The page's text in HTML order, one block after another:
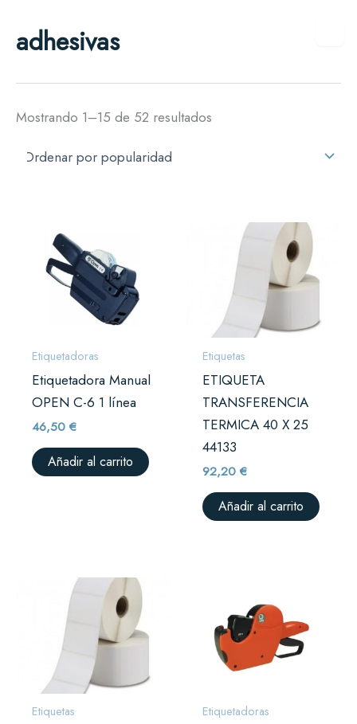
contenido
adhesivas
Mostrando 1–15 de 52 resultados
Etiquetadoras
Etiquetadora Manual
OPEN C-6 1 línea
46,50€
Añadir al carrito
Etiquetas
ETIQUETA
TRANSFERENCIA
TERMICA 40 X 25
44133
92,20€
Añadir al carrito
Etiquetas Etiquetadoras